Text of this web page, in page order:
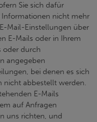
Sie sich dafür
Informationen nicht mehr
Mail-Einstellungen über
E-Mails oder in Ihrem
oder durch
angegeben
bei denen es sich
nicht abbestellt werden.
E-Mails
auf Anfragen
uns richten, und